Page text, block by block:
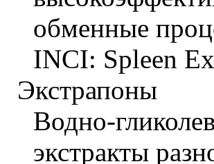
обменные
INCI: Spleen
Экстрапоны
Водно-
экстракты